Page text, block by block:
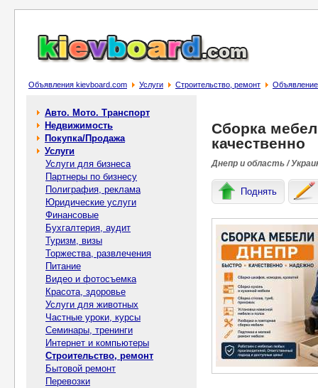
Объявления kievboard.com Услуги Строительство, ремонт
Авто. Мото. Транспорт
Недвижимость
Покупка/Продажа
Услуги
Услуги для бизнеса
Партнеры по бизнесу
Полиграфия, реклама
Юридические услуги
Финансовые
Бухгалтерия, аудит
Туризм, визы
Торжества, развлечения
Питание
Видео и фотосъемка
Красота, здоровье
Услуги для животных
Частные уроки, курсы
Семинары, тренинги
Интернет и компьютеры
Строительство, ремонт
Бытовой ремонт
Перевозки
Сбopка
качественно
Днепр и область /
Поднять